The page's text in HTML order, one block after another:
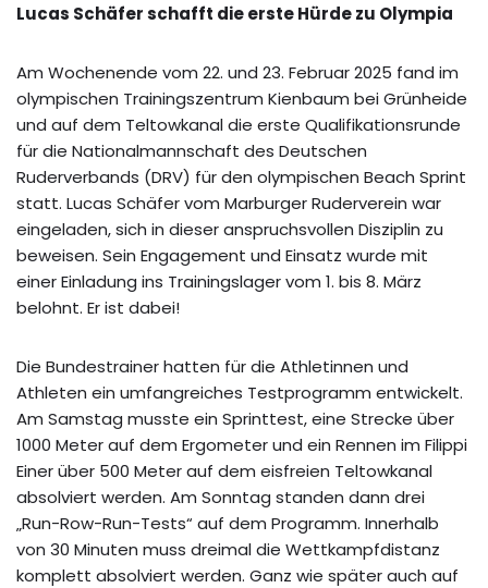
Lucas Schäfer schafft die erste Hürde zu Olympia
Am Wochenende vom 22. und 23. Februar 2025 fand im
olympischen Trainingszentrum Kienbaum bei Grünheide
und auf dem Teltowkanal die erste Qualifikationsrunde
für die Nationalmannschaft des Deutschen
Ruderverbands (DRV) für den olympischen Beach Sprint
statt. Lucas Schäfer vom Marburger Ruderverein war
eingeladen, sich in dieser anspruchsvollen Disziplin zu
beweisen. Sein Engagement und Einsatz wurde mit
einer Einladung ins Trainingslager vom 1. bis 8. März
belohnt. Er ist dabei!
Die Bundestrainer hatten für die Athletinnen und
Athleten ein umfangreiches Testprogramm entwickelt.
Am Samstag musste ein Sprinttest, eine Strecke über
1000 Meter auf dem Ergometer und ein Rennen im Filippi
Einer über 500 Meter auf dem eisfreien Teltowkanal
absolviert werden. Am Sonntag standen dann drei
„Run-Row-Run-Tests“ auf dem Programm. Innerhalb
von 30 Minuten muss dreimal die Wettkampfdistanz
komplett absolviert werden. Ganz wie später auch auf